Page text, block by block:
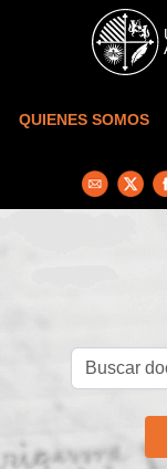
Skip to main content
QUIENES SOMOS